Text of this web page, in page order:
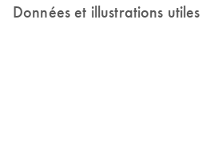
Données et illustrations utiles